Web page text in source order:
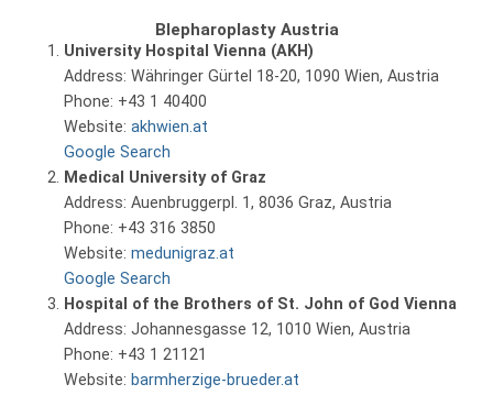
Blepharoplasty Austria
University Hospital Vienna (AKH)
Address: Währinger Gürtel 18-20, 1090 Wien, Austria
Phone: +43 1 40400
Website: akhwien.at
Google Search
Medical University of Graz
Address: Auenbruggerpl. 1, 8036 Graz, Austria
Phone: +43 316 3850
Website: medunigraz.at
Google Search
Hospital of the Brothers of St. John of God Vienna
Address: Johannesgasse 12, 1010 Wien, Austria
Phone: +43 1 21121
Website: barmherzige-brueder.at